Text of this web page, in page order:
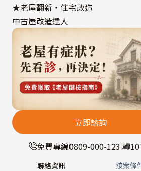
★老屋翻新‧住宅改造
中古屋改造達人
立即諮詢
免費專線0809-000-123 轉
聯絡資訊 接案條